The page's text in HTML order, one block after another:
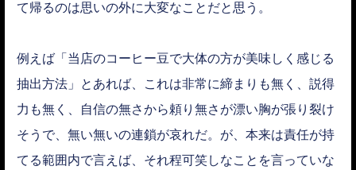
て帰るのは思いの外に大変なことだと思う。
例えば「当店のコーヒー豆で大体の方が美味しく感じる
抽出方法」とあれば、これは非常に締まりも無く、説得
力も無く、自信の無さから頼り無さが漂い胸が張り裂け
そうで、無い無いの連鎖が哀れだ。が、本来は責任が持
てる範囲内で言えば、それ程可笑しなことを言っていな